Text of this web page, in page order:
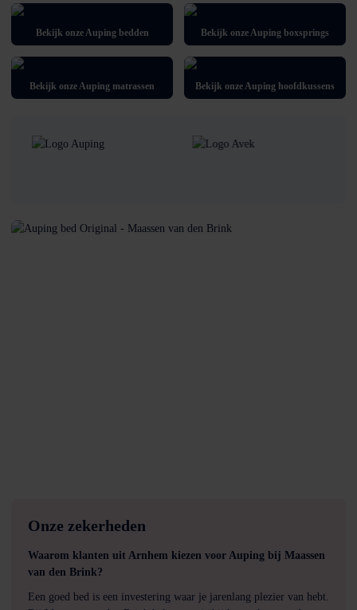
Bekijk onze Auping bedden Bekijk onze Auping boxsprings
Bekijk onze Auping matrassen Bekijk onze Auping hoofdkussens
Onze zekerheden
Waarom klanten uit Arnhem kiezen voor Auping bij Maassen
van den Brink?
Een goed bed is een investering waar je jarenlang plezier van hebt.